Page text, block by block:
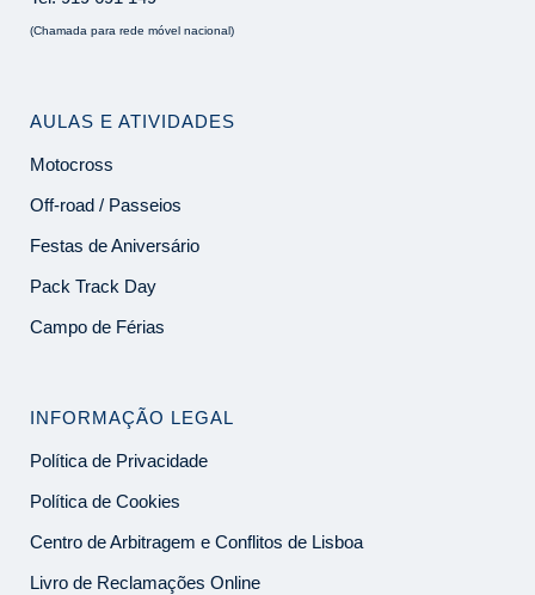
(Chamada para rede móvel nacional)
AULAS E ATIVIDADES
Motocross
Off-road / Passeios
Festas de Aniversário
Pack Track Day
Campo de Férias
INFORMAÇÃO LEGAL
Política de Privacidade
Política de Cookies
Centro de Arbitragem e Conflitos de Lisboa
Livro de Reclamações Online